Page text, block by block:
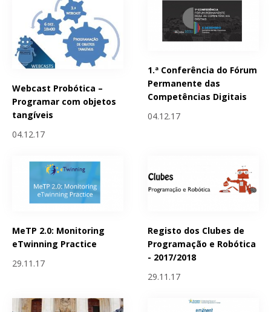
Webcast Probótica –
Programar com objetos
tangíveis
04.12.17
1.ª Conferência do Fórum
Permanente das
Competências Digitais
04.12.17
MeTP 2.0: Monitoring
eTwinning Practice
29.11.17
Registo dos Clubes de
Programação e Robótica
- 2017/2018
29.11.17